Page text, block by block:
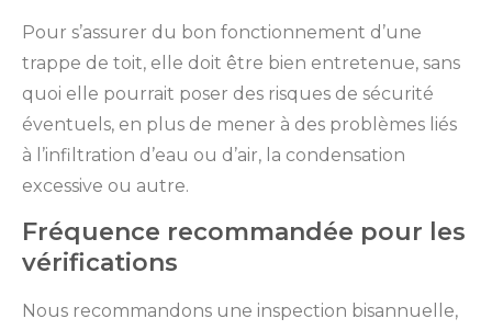
Pour s’assurer du bon fonctionnement d’une
trappe de toit, elle doit être bien entretenue, sans
quoi elle pourrait poser des risques de sécurité
éventuels, en plus de mener à des problèmes liés
à l’infiltration d’eau ou d’air, la condensation
excessive ou autre.
Fréquence recommandée pour les
vérifications
Nous recommandons une inspection bisannuelle,